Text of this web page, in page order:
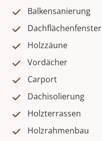
Balkensanierung
Dachflächenfenster
Holzzäune
Vordächer
Carport
Dachisolierung
Holzterrassen
Holzrahmenbau